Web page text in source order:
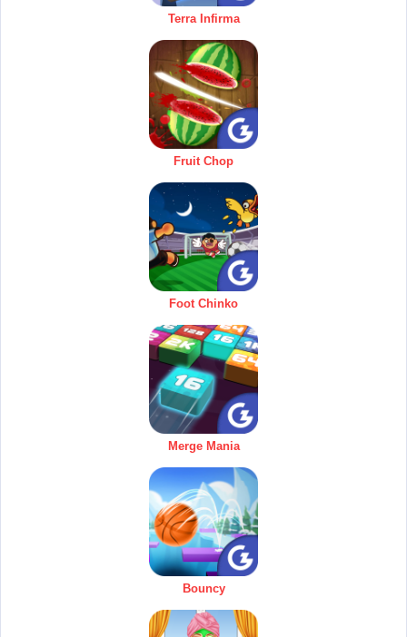
Terra Infirma
Fruit Chop
Foot Chinko
Merge Mania
Bouncy